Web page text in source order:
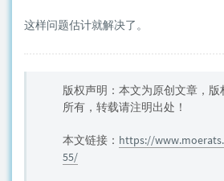
这样问题估计就解决了。
版权声明：本文为原创文章，版
所有，转载请注明出处！
本文链接： https://
55/